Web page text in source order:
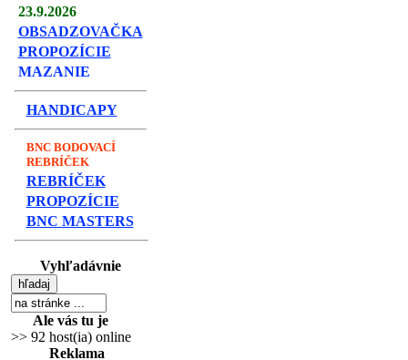
23.9.2026
OBSADZOVAČKA
PROPOZÍCIE
MAZANIE
HANDICAPY
BNC BODOVACÍ
REBRÍČEK
REBRÍČEK
PROPOZÍCIE
BNC MASTERS
Vyhľadávnie
Ale vás tu je
>> 92 host(ia) online
Reklama